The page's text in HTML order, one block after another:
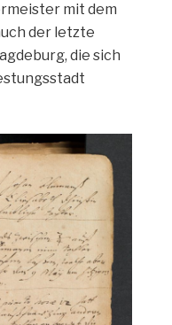
mit dem
der letzte
die sich